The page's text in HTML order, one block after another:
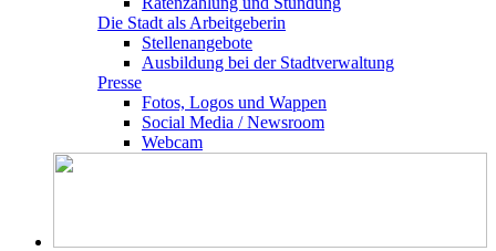
Die Stadt als Arbeitgeberin
Stellenangebote
Ausbildung bei der Stadtverwaltung
Presse
Fotos, Logos und Wappen
Social Media / Newsroom
Webcam